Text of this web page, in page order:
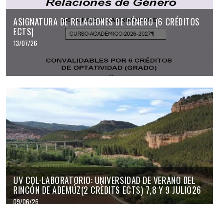
ASIGNATURA DE RELACIONES DE GÉNERO (6 CRÉDITOS
ECTS)
13/07/26
UV COL·LABORATORIO: UNIVERSIDAD DE VERANO DEL
RINCÓN DE ADEMÚZ(2 CRÈDITS ECTS) 7,8 Y 9 JULIO26
09/06/26